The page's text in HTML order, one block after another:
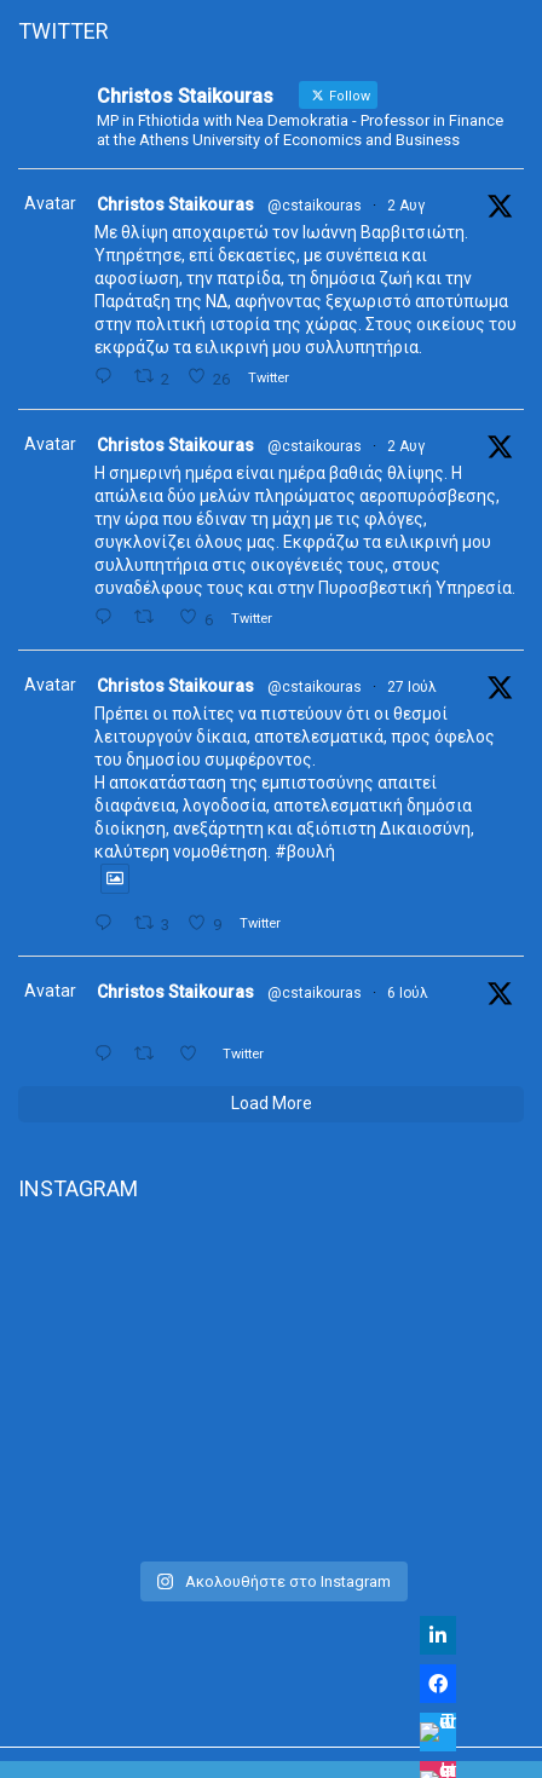
TWITTER
Christos Staikouras Follow
MP in Fthiotida with Nea Demokratia - Professor in Finance
at the Athens University of Economics and Business
Avatar Christos Staikouras @cstaikouras · 2 Αυγ
Με θλίψη αποχαιρετώ τον Ιωάννη Βαρβιτσιώτη.
Υπηρέτησε, επί δεκαετίες, με συνέπεια και
αφοσίωση, την πατρίδα, τη δημόσια ζωή και την
Παράταξη της ΝΔ, αφήνοντας ξεχωριστό αποτύπωμα
στην πολιτική ιστορία της χώρας. Στους οικείους του
εκφράζω τα ειλικρινή μου συλλυπητήρια.
2 26 Twitter
Avatar Christos Staikouras @cstaikouras · 2 Αυγ
Η σημερινή ημέρα είναι ημέρα βαθιάς θλίψης. Η
απώλεια δύο μελών πληρώματος αεροπυρόσβεσης,
την ώρα που έδιναν τη μάχη με τις φλόγες,
συγκλονίζει όλους μας. Εκφράζω τα ειλικρινή μου
συλλυπητήρια στις οικογένειές τους, στους
συναδέλφους τους και στην Πυροσβεστική Υπηρεσία.
6 Twitter
Avatar Christos Staikouras @cstaikouras · 27 Ιούλ
Πρέπει οι πολίτες να πιστεύουν ότι οι θεσμοί
λειτουργούν δίκαια, αποτελεσματικά, προς όφελος
του δημοσίου συμφέροντος.
Η αποκατάσταση της εμπιστοσύνης απαιτεί
διαφάνεια, λογοδοσία, αποτελεσματική δημόσια
διοίκηση, ανεξάρτητη και αξιόπιστη Δικαιοσύνη,
καλύτερη νομοθέτηση. #βουλή
3 9 Twitter
Avatar Christos Staikouras @cstaikouras · 6 Ιούλ
Twitter
Load More
INSTAGRAM
Ακολουθήστε στο Instagram